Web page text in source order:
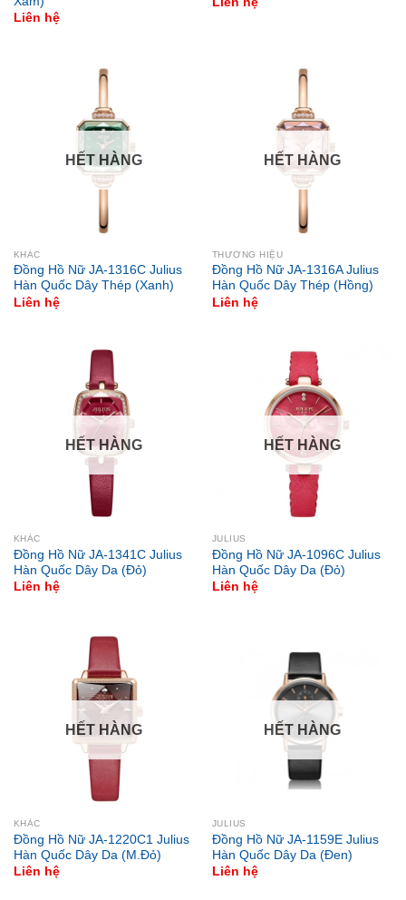
Liên hệ
HẾT HÀNG
KHÁC
Đồng Hồ Nữ JA-1316C Julius
Hàn Quốc Dây Thép (Xanh)
Liên hệ
HẾT HÀNG
THƯƠNG HIỆU
Đồng Hồ Nữ JA-1316A Julius
Hàn Quốc Dây Thép (Hồng)
Liên hệ
HẾT HÀNG
KHÁC
Đồng Hồ Nữ JA-1341C Julius
Hàn Quốc Dây Da (Đỏ)
Liên hệ
HẾT HÀNG
JULIUS
Đồng Hồ Nữ JA-1096C Julius
Hàn Quốc Dây Da (Đỏ)
Liên hệ
HẾT HÀNG
KHÁC
Đồng Hồ Nữ JA-1220C1 Julius
Hàn Quốc Dây Da (M.Đỏ)
Liên hệ
HẾT HÀNG
JULIUS
Đồng Hồ Nữ JA-1159E Julius
Hàn Quốc Dây Da (Đen)
Liên hệ